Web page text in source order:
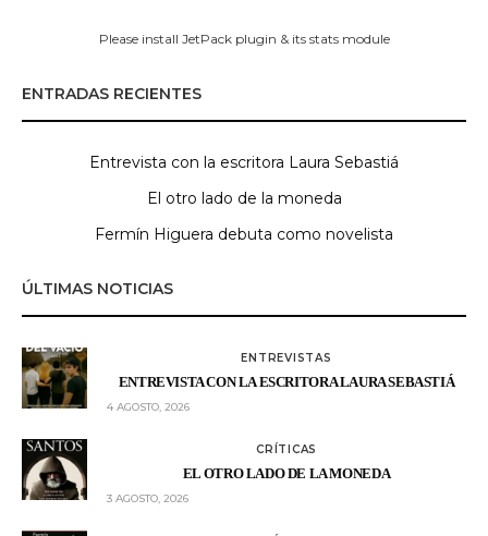
Please install JetPack plugin & its stats module
ENTRADAS RECIENTES
Entrevista con la escritora Laura Sebastiá
El otro lado de la moneda
Fermín Higuera debuta como novelista
ÚLTIMAS NOTICIAS
ENTREVISTAS
ENTREVISTA CON LA ESCRITORA LAURA SEBASTIÁ
4 AGOSTO, 2026
CRÍTICAS
EL OTRO LADO DE LA MONEDA
3 AGOSTO, 2026